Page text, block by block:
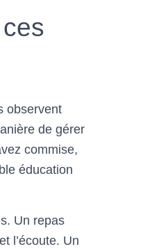
observent
de gérer
commise,
éducation
Un repas
l’écoute. Un